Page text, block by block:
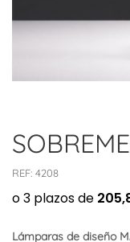
REF: 4208
Lámparas de diseño